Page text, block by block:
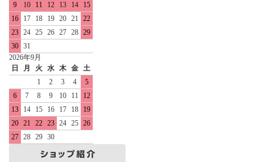
9
10 11 12 13 14
15
16
17 18 19 20 21
22
23 24 25 26 27 28 29
30 31
2026年9月
日
月 火 水 木 金 土
1
2 3 4
5
6
7 8 9 10 11
12
13
14 15 16 17 18
19
20 21 22 23 24 25 26
27 28 29 30